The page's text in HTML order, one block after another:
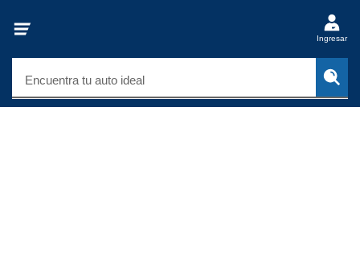
Ingresar
Encuentra tu auto ideal